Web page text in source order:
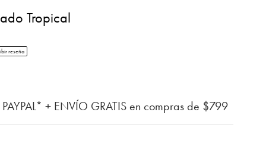
Tropical
del cliente
rating
reseña
+ ENVÍO GRATIS en compras de $799